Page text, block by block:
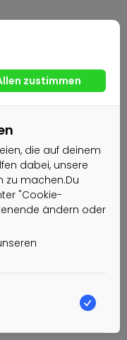
die auf deinem
dabei, unsere
zu machen.Du
"Cookie-
ändern oder